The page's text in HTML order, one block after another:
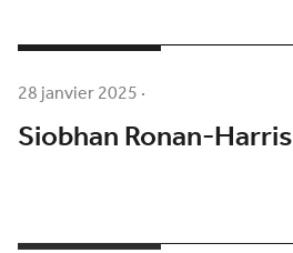
28 janvier 2025·
Siobhan Ronan-Harris